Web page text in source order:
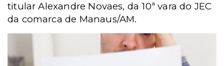
titular Alexandre Novaes, da 10ª vara do JEC
da comarca de Manaus/AM.